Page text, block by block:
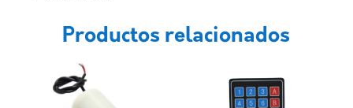
Productos relacionados